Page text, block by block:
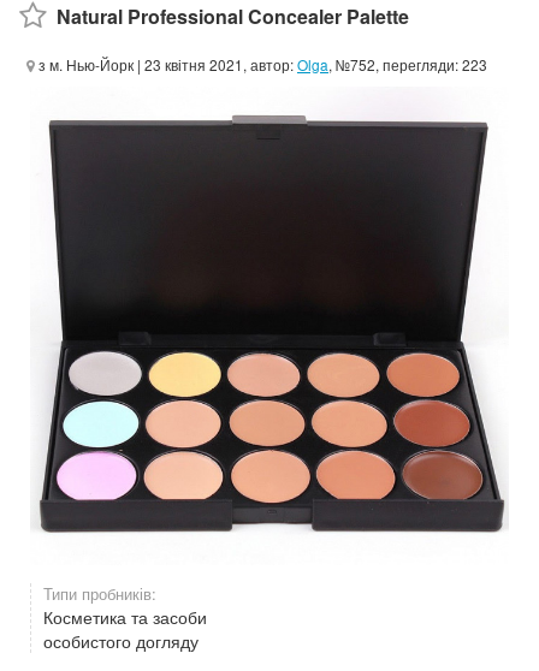
Natural Professional Concealer Palette
з м. Нью-Йорк | 23 квітня 2021, автор:Olga, №752, перегляди: 223
Типи пробників:
Косметика та засоби
особистого догляду